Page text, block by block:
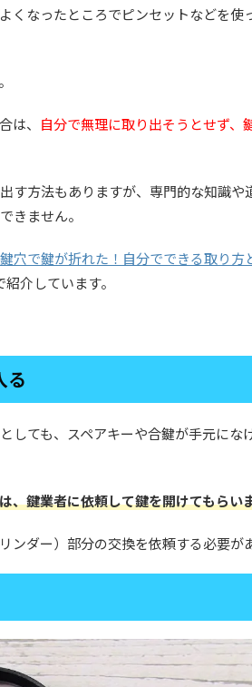
くなったところでピンセットなどを使
は、 自分で無理に取り出そうとせず、
す方法もありますが、専門的な知識や
きません。
鍵穴で鍵が折れた！自分でできる取り方
紹介しています。
る
しても、スペアキーや合鍵が手元にな
、鍵業者に依頼して鍵を開けてもらい
ダー）部分の交換を依頼する必要が